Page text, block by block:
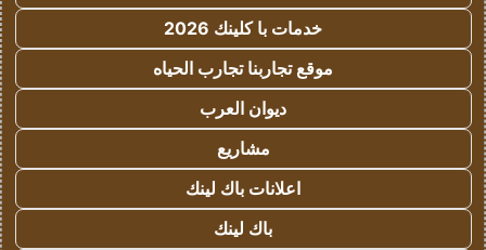
خدمات با كلينك 2026
موقع تجاربنا تجارب الحياه
ديوان العرب
مشاريع
اعلانات باك لينك
باك لينك